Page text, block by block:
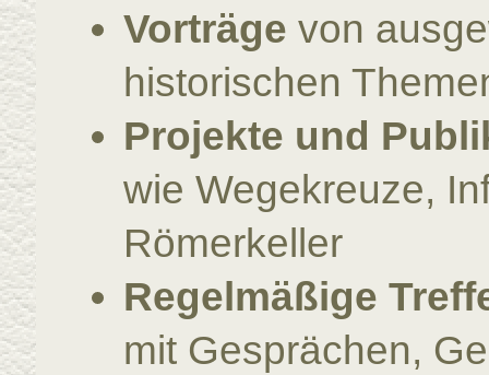
Vorträge von
historischen
Projekte und
wie Wegekreuze,
Römerkeller
Regelmäßige
mit Gesprächen,